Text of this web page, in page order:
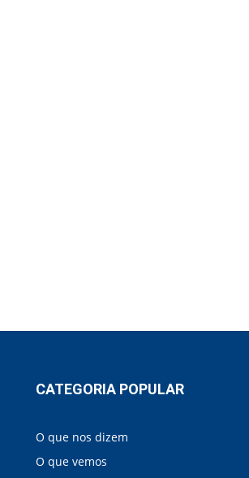
CATEGORIA POPULAR
O que nos dizem
O que vemos